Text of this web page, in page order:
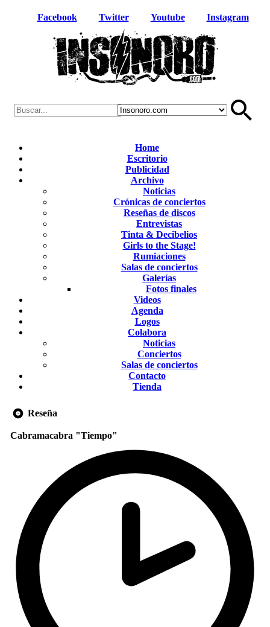
Facebook Twitter Youtube Instagram
Home
Escritorio
Publicidad
Archivo
Noticias
Crónicas de conciertos
Reseñas de discos
Entrevistas
Tinta & Decibelios
Girls to the Stage!
Rumiaciones
Salas de conciertos
Galerías
Fotos finales
Videos
Agenda
Logos
Colabora
Noticias
Conciertos
Salas de conciertos
Contacto
Tienda
Reseña
Cabramacabra "Tiempo"